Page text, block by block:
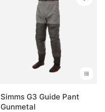
Simms G3 Guide Pant
Gunmetal